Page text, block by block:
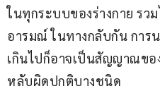
ในทุกระบบของร่างกาย รว
อารมณ์ ในทางกลับกัน กา
เกินไปก็อาจเป็นสัญญาณขอ
หลับผิดปกติบางชนิด